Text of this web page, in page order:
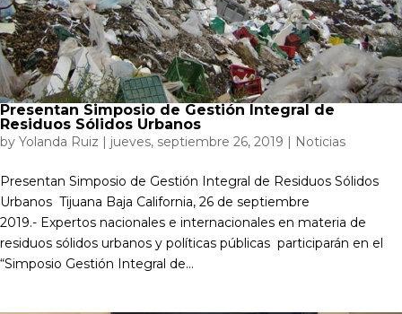
Presentan Simposio de Gestión Integral de
Residuos Sólidos Urbanos
by Yolanda Ruiz | jueves, septiembre 26, 2019 | Noticias
Presentan Simposio de Gestión Integral de Residuos Sólidos
Urbanos Tijuana Baja California, 26 de septiembre
2019.- Expertos nacionales e internacionales en materia de
residuos sólidos urbanos y políticas públicas participarán en el
“Simposio Gestión Integral de...